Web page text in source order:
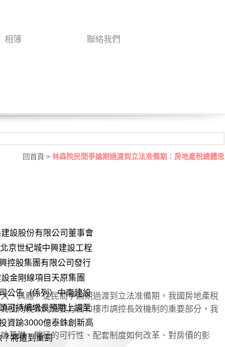
相簿 聯絡我們
回首頁 > 林森院民間爭論期過渡到立法准備期：房地產稅總體思
設股份有限公司董事會
京世紀城中興建設工程
控股集團有限公司發行
金剛線項目天原集團
公告（係列）中南建設
可持續增長預期上調至
資踰3000億泰銖創新高
將遭到重罰
具體。從民間爭論期過渡到立法准備期，我國房地產稅
國內稅改的重要方面和樓市調控長效機制的重要部分，我
礎、開征的可行性、配套制度如何改革、對房價的影